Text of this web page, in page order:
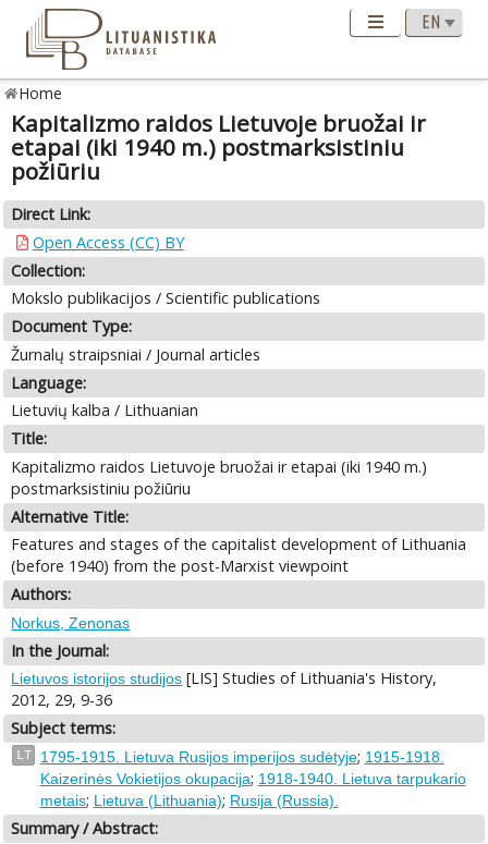
Home
Kapitalizmo raidos Lietuvoje bruožai ir
etapai (iki 1940 m.) postmarksistiniu
požiūriu
Direct Link:
Open Access (CC) BY
Collection:
Mokslo publikacijos / Scientific publications
Document Type:
Žurnalų straipsniai / Journal articles
Language:
Lietuvių kalba / Lithuanian
Title:
Kapitalizmo raidos Lietuvoje bruožai ir etapai (iki 1940 m.)
postmarksistiniu požiūriu
Alternative Title:
Features and stages of the capitalist development of Lithuania
(before 1940) from the post-Marxist viewpoint
Authors:
Norkus, Zenonas
In the Journal:
Lietuvos istorijos studijos [LIS] Studies of Lithuania's History,
2012, 29, 9-36
Subject terms:
LT 1795-1915. Lietuva Rusijos imperijos sudėtyje; 1915-1918.
Kaizerinės Vokietijos okupacija; 1918-1940. Lietuva tarpukario
metais; Lietuva (Lithuania); Rusija (Russia).
Summary / Abstract: